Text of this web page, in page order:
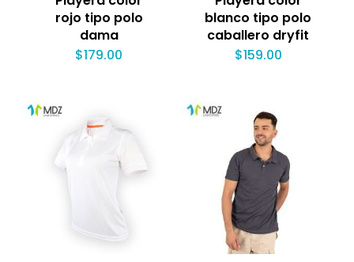
rojo tipo polo
dama
$179.00
blanco tipo polo
caballero dryfit
$159.00